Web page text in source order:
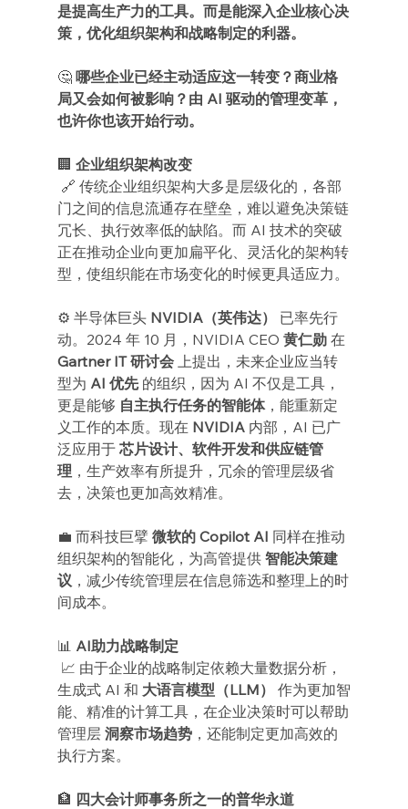
是提高生产力的工具。而是能深入企业核心决
策，优化组织架构和战略制定的利器。
🤔 哪些企业已经主动适应这一转变？商业格
局又会如何被影响？由 AI 驱动的管理变革，
也许你也该开始行动。
🏢 企业组织架构改变
🔗 传统企业组织架构大多是层级化的，各部
门之间的信息流通存在壁垒，难以避免决策链
冗长、执行效率低的缺陷。而 AI 技术的突破
正在推动企业向更加扁平化、灵活化的架构转
型，使组织能在市场变化的时候更具适应力。
⚙️ 半导体巨头 NVIDIA（英伟达）
已率先行
动。2024 年 10 月，NVIDIA CEO 黄仁勋 在
Gartner IT 研讨会 上提出，未来企业应当转
型为 AI 优先 的组织，因为 AI 不仅是工具，
更是能够 自主执行任务的智能体，能重新定
义工作的本质。现在 NVIDIA 内部，AI 已广
泛应用于 芯片设计、软件开发和供应链管
理 ，生产效率有所提升，冗余的管理层级省
去，决策也更加高效精准。
💼 而科技巨擘 微软的 Copilot AI 同样在推动
组织架构的智能化，为高管提供 智能决策建
议 ，减少传统管理层在信息筛选和整理上的时
间成本。
📊 AI助力战略制定
📈 由于企业的战略制定依赖大量数据分析，
生成式 AI 和 大语言模型（LLM）
作为更加智
能、精准的计算工具，在企业决策时可以帮助
管理层 洞察市场趋势，还能制定更加高效的
执行方案。
🏦 四大会计师事务所之一的普华永道